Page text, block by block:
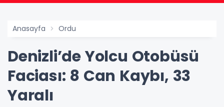
Anasayfa Ordu
Denizli’de Yolcu Otobüsü
Faciası: 8 Can Kaybı, 33
Yaralı